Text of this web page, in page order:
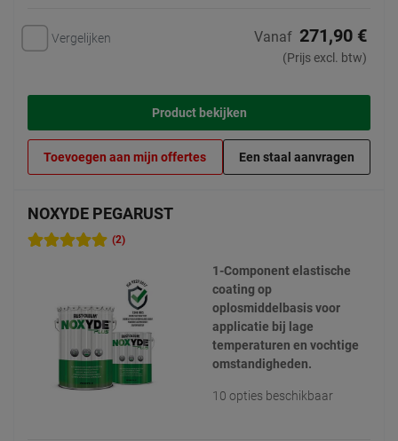
Vergelijken Vanaf 271,90 €
(Prijs excl. btw)
Product bekijken
Toevoegen aan mijn offertes Een staal aanvragen
NOXYDE PEGARUST
(2)
1-Component elastische
coating op
oplosmiddelbasis voor
applicatie bij lage
temperaturen en vochtige
omstandigheden.
10 opties beschikbaar